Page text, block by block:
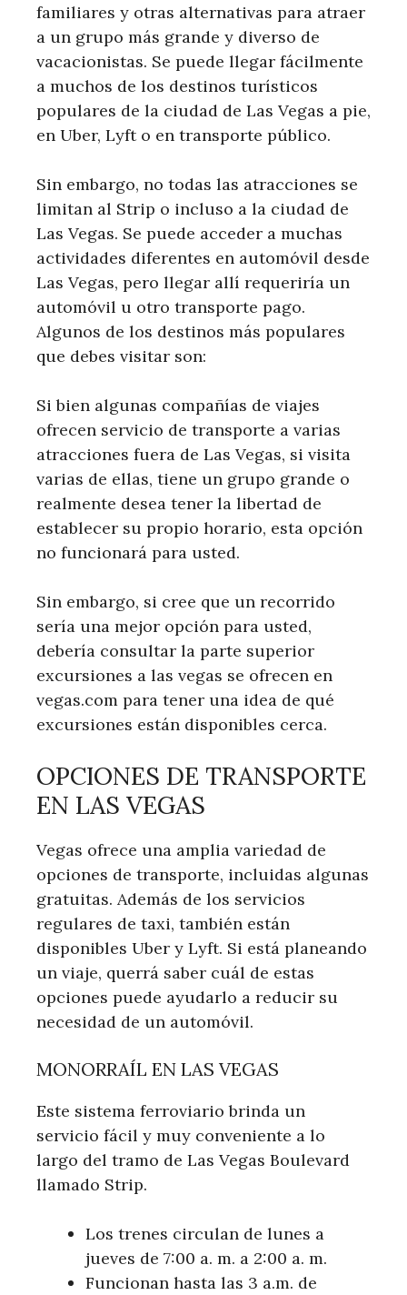
familiares y otras alternativas para atraer
a un grupo más grande y diverso de
vacacionistas. Se puede llegar fácilmente
a muchos de los destinos turísticos
populares de la ciudad de Las Vegas a pie,
en Uber, Lyft o en transporte público.
Sin embargo, no todas las atracciones se
limitan al Strip o incluso a la ciudad de
Las Vegas. Se puede acceder a muchas
actividades diferentes en automóvil desde
Las Vegas, pero llegar allí requeriría un
automóvil u otro transporte pago.
Algunos de los destinos más populares
que debes visitar son:
Si bien algunas compañías de viajes
ofrecen servicio de transporte a varias
atracciones fuera de Las Vegas, si visita
varias de ellas, tiene un grupo grande o
realmente desea tener la libertad de
establecer su propio horario, esta opción
no funcionará para usted.
Sin embargo, si cree que un recorrido
sería una mejor opción para usted,
debería consultar la parte superior
excursiones a las vegas se ofrecen en
vegas.com para tener una idea de qué
excursiones están disponibles cerca.
OPCIONES DE TRANSPORTE
EN LAS VEGAS
Vegas ofrece una amplia variedad de
opciones de transporte, incluidas algunas
gratuitas. Además de los servicios
regulares de taxi, también están
disponibles Uber y Lyft. Si está planeando
un viaje, querrá saber cuál de estas
opciones puede ayudarlo a reducir su
necesidad de un automóvil.
MONORRAÍL EN LAS VEGAS
Este sistema ferroviario brinda un
servicio fácil y muy conveniente a lo
largo del tramo de Las Vegas Boulevard
llamado Strip.
Los trenes circulan de lunes a
jueves de 7:00 a. m. a 2:00 a. m.
Funcionan hasta las 3 a.m. de